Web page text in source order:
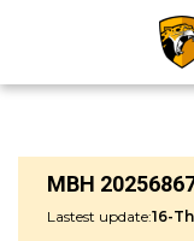
MBH
Lastest update:16-